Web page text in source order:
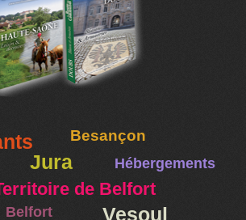
Besançon
Jura Hébergements
de Belfort
Belfort Vesoul